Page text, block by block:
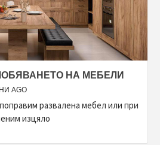
НА МЕБЕЛИ
AGO
развалена мебел или при
изцяло